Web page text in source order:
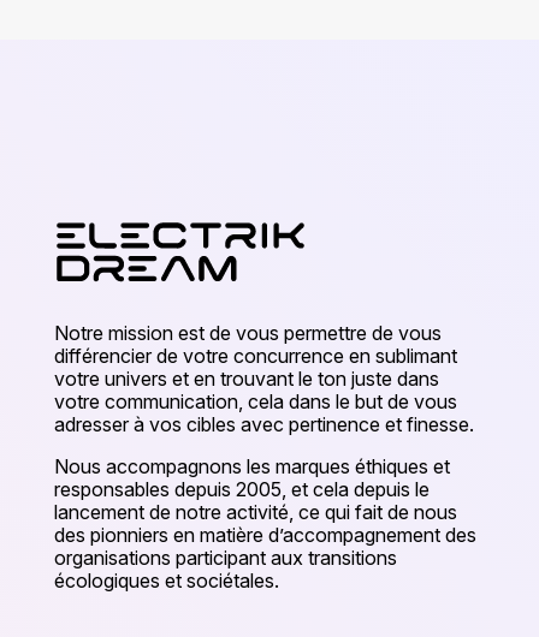
Notre mission est de vous permettre de vous
différencier de votre concurrence en sublimant
votre univers et en trouvant le ton juste dans
votre communication, cela dans le but de vous
adresser à vos cibles avec pertinence et finesse.
Nous accompagnons les marques éthiques et
responsables depuis 2005, et cela depuis le
lancement de notre activité, ce qui fait de nous
des pionniers en matière d’accompagnement des
organisations participant aux transitions
écologiques et sociétales.